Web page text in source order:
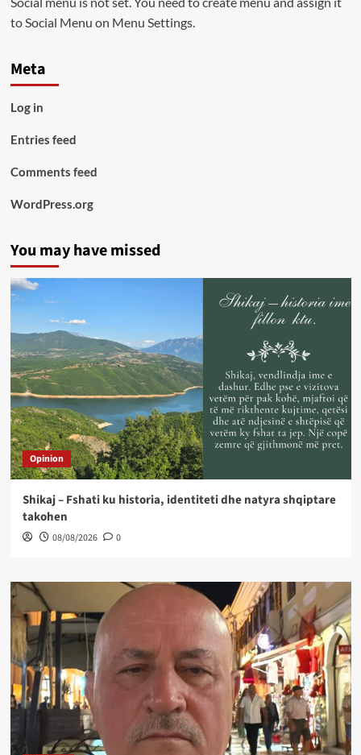
to Social Menu on Menu Settings.
Meta
Log in
Entries feed
Comments feed
WordPress.org
You may have missed
Opinion
Shikaj – Fshati ku historia, identiteti dhe natyra shqiptare
takohen
08/08/2026 0